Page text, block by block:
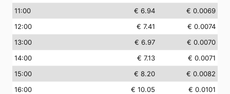
11:00 € 6.94
€ 0.0069
12:00 € 7.41
€ 0.0074
13:00 € 6.97
€ 0.0070
14:00 € 7.13
€ 0.0071
15:00 € 8.20
€ 0.0082
16:00 € 10.05
€ 0.0101